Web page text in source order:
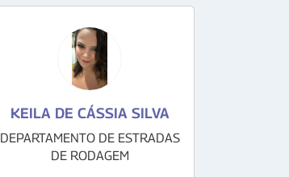
KEILA DE CÁSSIA SILVA
DEPARTAMENTO DE ESTRADAS
DE RODAGEM